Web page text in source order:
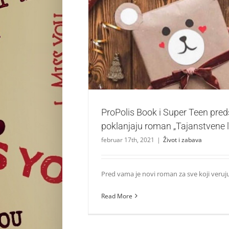
ProPolis Book i Super Teen predstavljaju i
„Tajanstvene lutke“
Život i zabava
ProPolis Book i Super Teen
poklanjaju roman „Tajanstvene
februar 17th, 2021 | Život i zabava
Pred vama je novi roman za sve koji
Read More